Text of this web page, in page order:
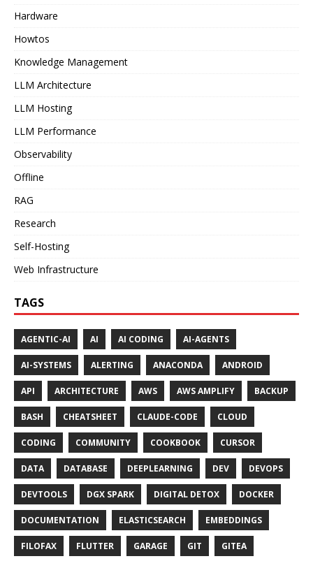
Hardware
Howtos
Knowledge Management
LLM Architecture
LLM Hosting
LLM Performance
Observability
Offline
RAG
Research
Self-Hosting
Web Infrastructure
TAGS
AGENTIC-AI AI AI CODING AI-AGENTS
AI-SYSTEMS ALERTING ANACONDA ANDROID
API ARCHITECTURE AWS AWS AMPLIFY BACKUP
BASH CHEATSHEET CLAUDE-CODE CLOUD
CODING COMMUNITY COOKBOOK CURSOR
DATA DATABASE DEEPLEARNING DEV DEVOPS
DEVTOOLS DGX SPARK DIGITAL DETOX DOCKER
DOCUMENTATION ELASTICSEARCH EMBEDDINGS
FILOFAX FLUTTER GARAGE GIT GITEA